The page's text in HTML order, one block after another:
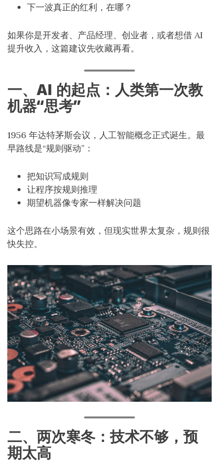
下一波真正的红利，在哪？
如果你是开发者、产品经理、创业者，或者想借 AI
提升收入，这篇建议先收藏再看。
一、AI 的起点：人类第一次教
机器“思考”
1956 年达特茅斯会议，人工智能概念正式诞生。最
早路线是“规则驱动”：
把知识写成规则
让程序按规则推理
期望机器像专家一样解决问题
这个思路在小场景有效，但现实世界太复杂，规则很
快失控。
二、两次寒冬：技术不够，预
期太高